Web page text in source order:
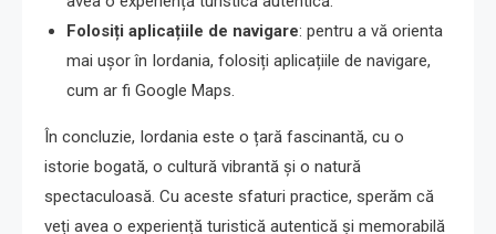
Folosiți aplicațiile de navigare: pentru a vă orienta
mai ușor în Iordania, folosiți aplicațiile de navigare,
cum ar fi Google Maps.
În concluzie, Iordania este o țară fascinantă, cu o
istorie bogată, o cultură vibrantă și o natură
spectaculoasă. Cu aceste sfaturi practice, sperăm că
veți avea o experiență turistică autentică și memorabilă